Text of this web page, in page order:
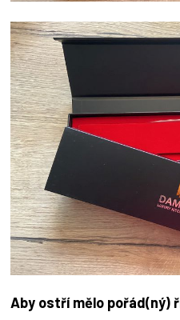
Aby ostří mělo pořád(ný)